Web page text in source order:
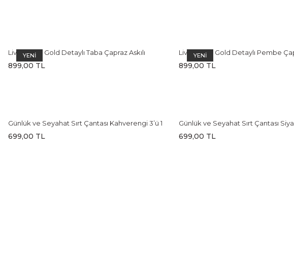
YENİ
Livia Kadın Gold Detaylı Taba Çapraz Askılı
Omuz Çantası
899,00 TL
YENİ
Livia Kadın Gold Detaylı Pembe
Omuz Çantası
899,00 TL
Günlük ve Seyahat Sırt Çantası Kahverengi 3’ü 1
Ergonomik Tasarım
699,00 TL
Günlük ve Seyahat Sırt Çantası
Ergonomik Tasarım
699,00 TL